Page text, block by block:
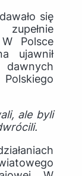
się
Polsce
ujawnił
dawnych
ale byli